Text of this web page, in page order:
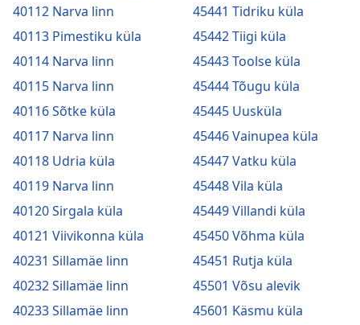
40112 Narva linn
40113 Pimestiku küla
40114 Narva linn
40115 Narva linn
40116 Sõtke küla
40117 Narva linn
40118 Udria küla
40119 Narva linn
40120 Sirgala küla
40121 Viivikonna küla
40231 Sillamäe linn
40232 Sillamäe linn
40233 Sillamäe linn
45441 Tidriku küla
45442 Tiigi küla
45443 Toolse küla
45444 Tõugu küla
45445 Uusküla
45446 Vainupea küla
45447 Vatku küla
45448 Vila küla
45449 Villandi küla
45450 Võhma küla
45451 Rutja küla
45501 Võsu alevik
45601 Käsmu küla